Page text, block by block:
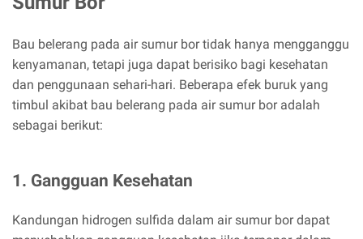
Bau belerang pada air sumur bor tidak hanya mengganggu
kenyamanan, tetapi juga dapat berisiko bagi kesehatan
dan penggunaan sehari-hari. Beberapa efek buruk yang
timbul akibat bau belerang pada air sumur bor adalah
sebagai berikut:
1. Gangguan Kesehatan
Kandungan hidrogen sulfida dalam air sumur bor dapat